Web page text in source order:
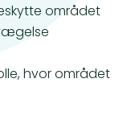
området
hvor området